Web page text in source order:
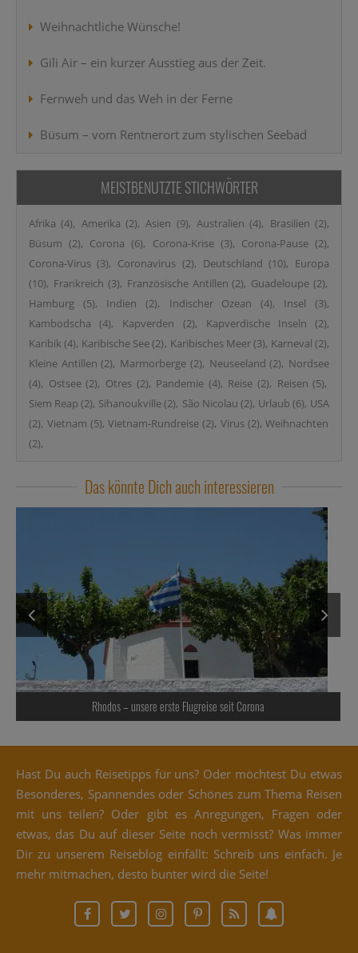
Weihnachtliche Wünsche!
Gili Air – ein kurzer Ausstieg aus der Zeit.
Fernweh und das Weh in der Ferne
Büsum – vom Rentnerort zum stylischen Seebad
MEISTBENUTZTE STICHWÖRTER
Afrika (4) Amerika (2) Asien (9) Australien (4) Brasilien (2)
Büsum (2) Corona (6) Corona-Krise(3) Corona-Pause (2)
Corona-Virus (3) Coronavirus (2) Deutschland (10)
Europa
(10)
Frankreich (3) Französische Antillen (2) Guadeloupe (2)
Hamburg (5) Indien (2) Indischer Ozean (4) Insel (3)
Kambodscha (4) Kapverden (2) Kapverdische Inseln (2)
Karibik (4) Karibische See(2) Karibisches Meer(3) Karneval (2)
Kleine Antillen (2) Marmorberge (2) Neuseeland (2)
Nordsee
(4)
Ostsee(2) Otres(2) Pandemie (4) Reise (2) Reisen (5)
Siem Reap (2) Sihanoukville(2) São Nicolau (2) Urlaub (6) USA
(2) Vietnam (5) Vietnam-Rundreise (2) Virus(2) Weihnachten
(2)
Das könnte Dich auch interessieren
Hast Du auch Rei­se­tipps für uns? Oder möch­test Du etwas
Beson­de­res, Span­nen­des oder Schö­nes zum The­ma Rei­sen
mit uns tei­len? Oder gibt es Anre­gun­gen, Fra­gen oder
etwas, das Du auf die­ser Sei­te noch ver­misst? Was immer
Dir zu unse­rem Rei­se­blog ein­fällt: Schreib uns ein­fach. Je
mehr mit­ma­chen, des­to bun­ter wird die Seite!